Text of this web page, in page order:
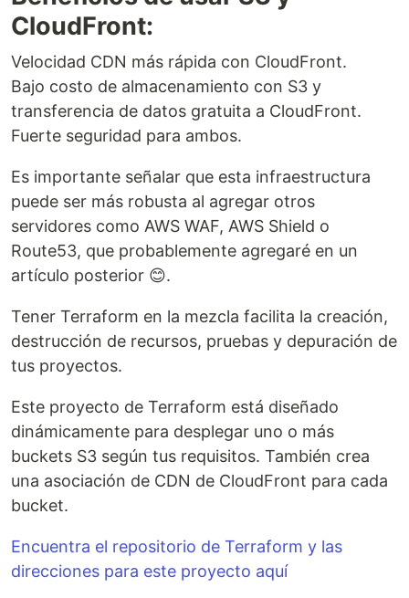
CloudFront:
Velocidad CDN más rápida con CloudFront.
Bajo costo de almacenamiento con S3 y
transferencia de datos gratuita a CloudFront.
Fuerte seguridad para ambos.
Es importante señalar que esta infraestructura
puede ser más robusta al agregar otros
servidores como AWS WAF, AWS Shield o
Route53, que probablemente agregaré en un
artículo posterior 😊.
Tener Terraform en la mezcla facilita la creación,
destrucción de recursos, pruebas y depuración de
tus proyectos.
Este proyecto de Terraform está diseñado
dinámicamente para desplegar uno o más
buckets S3 según tus requisitos. También crea
una asociación de CDN de CloudFront para cada
bucket.
Encuentra el repositorio de Terraform y las
direcciones para este proyecto aquí